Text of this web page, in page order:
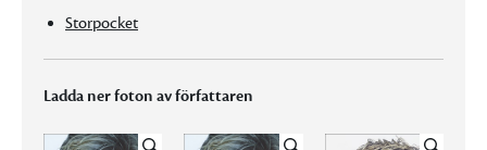
Storpocket
Ladda ner foton av författaren